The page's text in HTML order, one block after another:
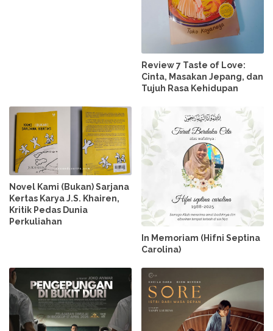
Review 7 Taste of Love:
Cinta, Masakan Jepang, dan
Tujuh Rasa Kehidupan
Novel Kami (Bukan) Sarjana
Kertas Karya J.S. Khairen,
Kritik Pedas Dunia
Perkuliahan
In Memoriam (Hifni Septina
Carolina)